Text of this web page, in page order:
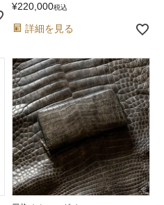
¥220,000税込
詳細を見る